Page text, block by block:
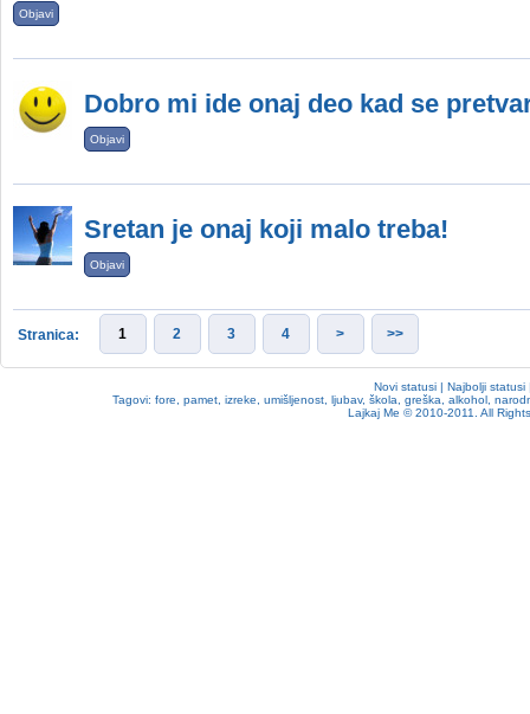
Objavi
Dobro mi ide onaj deo kad se
Objavi
Sretan je onaj koji malo treba!
Objavi
Stranica: 1 2 3 4 > >>
Novi statusi |Najbolji statusi
Tagovi: fore pamet izreke umišljenost ljubav, škola greška alkohol
Lajkaj Me © 2010-2011. All